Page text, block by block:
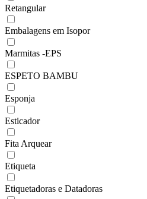
Retangular
Embalagens em Isopor
Marmitas -EPS
ESPETO BAMBU
Esponja
Esticador
Fita Arquear
Etiqueta
Etiquetadoras e Datadoras